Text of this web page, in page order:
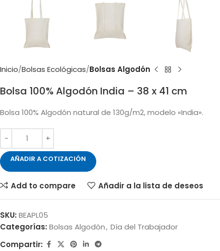
Inicio Bolsas Ecológicas Bolsas Algodón
Bolsa 100% Algodón India – 38 x 41 cm
Bolsa 100% Algodón natural de 130g/m2, modelo «India».
AÑADIR A COTIZACIÓN
Add to compare Añadir a la lista de deseos
SKU: BEAPL05
Categorías: Bolsas Algodón, Día del Trabajador
Compartir: